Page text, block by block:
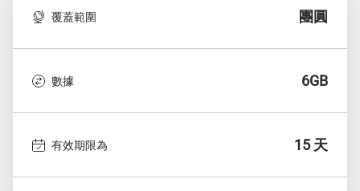
覆蓋範圍 團圓
數據 6GB
有效期限為 15 天